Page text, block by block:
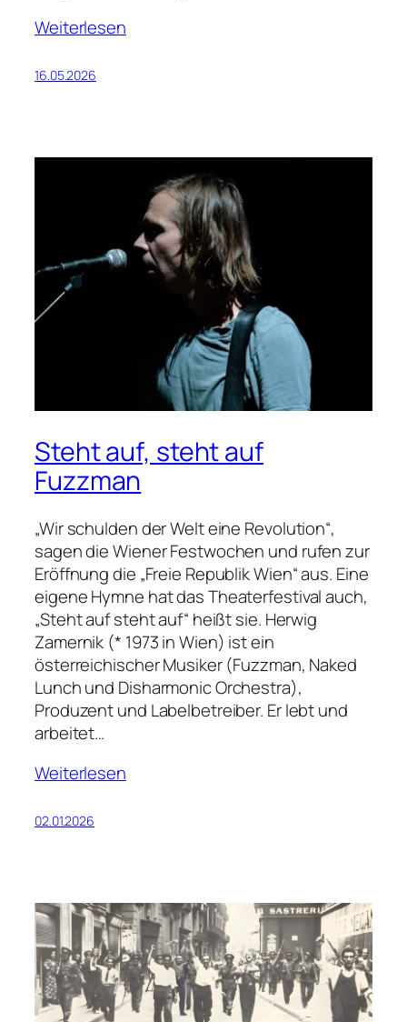
Weiterlesen
16.05.2026
Steht auf, steht auf
Fuzzman
„Wir schulden der Welt eine Revolution“,
sagen die Wiener Festwochen und rufen zur
Eröffnung die „Freie Republik Wien“ aus. Eine
eigene Hymne hat das Theaterfestival auch,
„Steht auf steht auf“ heißt sie. Herwig
Zamernik (* 1973 in Wien) ist ein
österreichischer Musiker (Fuzzman, Naked
Lunch und Disharmonic Orchestra),
Produzent und Labelbetreiber. Er lebt und
arbeitet…
Weiterlesen
02.01.2026